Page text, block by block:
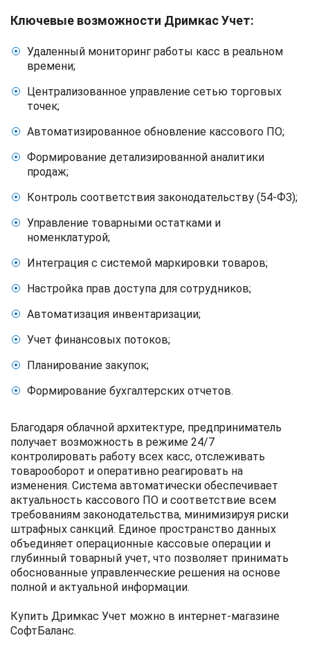
Ключевые возможности Дримкас Учет:
Удаленный мониторинг работы касс в реальном
времени;
Централизованное управление сетью торговых
точек;
Автоматизированное обновление кассового ПО;
Формирование детализированной аналитики
продаж;
Контроль соответствия законодательству (54-ФЗ);
Управление товарными остатками и
номенклатурой;
Интеграция с системой маркировки товаров;
Настройка прав доступа для сотрудников;
Автоматизация инвентаризации;
Учет финансовых потоков;
Планирование закупок;
Формирование бухгалтерских отчетов.
Благодаря облачной архитектуре, предприниматель
получает возможность в режиме 24/7
контролировать работу всех касс, отслеживать
товарооборот и оперативно реагировать на
изменения. Система автоматически обеспечивает
актуальность кассового ПО и соответствие всем
требованиям законодательства, минимизируя риски
штрафных санкций. Единое пространство данных
объединяет операционные кассовые операции и
глубинный товарный учет, что позволяет принимать
обоснованные управленческие решения на основе
полной и актуальной информации.
Купить Дримкас Учет можно в интернет-магазине
СофтБаланс.